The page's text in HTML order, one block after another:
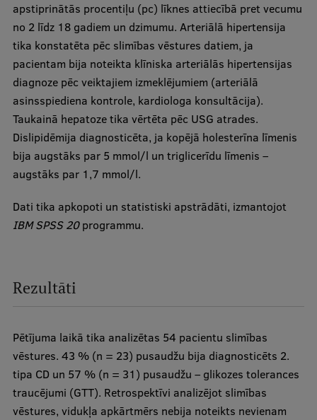
apstiprinātās procentiļu (pc) līknes attiecībā pret vecumu
no 2 līdz 18 gadiem un dzimumu. Arteriālā hipertensija
tika konstatēta pēc slimības vēstures datiem, ja
pacientam bija noteikta klīniska arteriālās hipertensijas
diagnoze pēc veiktajiem izmeklējumiem (arteriālā
asinsspiediena kontrole, kardiologa konsultācija).
Taukainā hepatoze tika vērtēta pēc USG atrades.
Dislipidēmija diagnosticēta, ja kopējā holesterīna līmenis
bija augstāks par 5 mmol/l un triglicerīdu līmenis –
augstāks par 1,7 mmol/l.
Dati tika apkopoti un statistiski apstrādāti, izmantojot
IBM SPSS 20programmu.
Rezultāti
Pētījuma laikā tika analizētas 54 pacientu slimības
vēstures. 43 % (n = 23) pusaudžu bija diagnosticēts 2.
tipa CD un 57 % (n = 31) pusaudžu – glikozes tolerances
traucējumi (GTT). Retrospektīvi analizējot slimības
vēstures, vidukļa apkārtmērs nebija noteikts nevienam